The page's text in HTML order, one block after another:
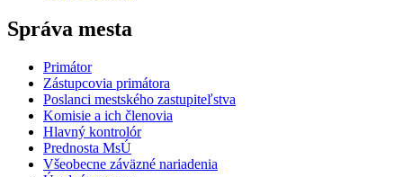
Správa mesta
Primátor
Zástupcovia primátora
Poslanci mestského zastupiteľstva
Komisie a ich členovia
Hlavný kontrolór
Prednosta MsÚ
Všeobecne záväzné nariadenia